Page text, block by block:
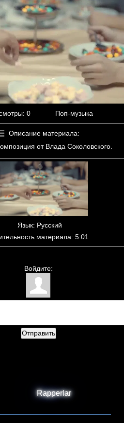
: 0 Поп-музыка
Описание материала:
от Влада Соколовского.
Язык: Русский
материала: 5:01
Войдите:
Отправить
Rapperlar